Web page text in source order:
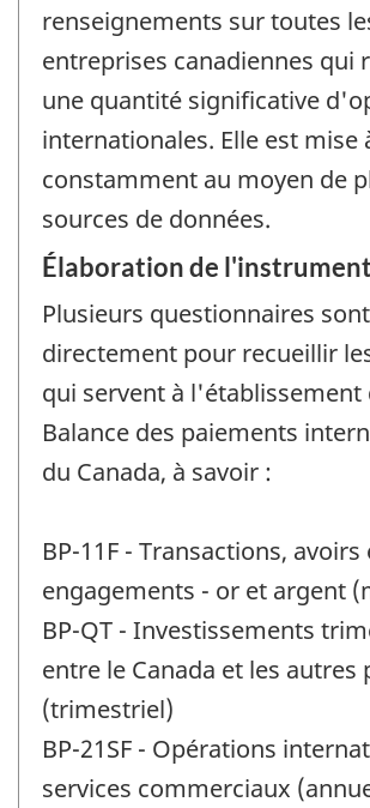
renseignements sur toutes
entreprises canadiennes qui
une quantité significative
internationales. Elle est mise
constamment au moyen de
sources de données.
Élaboration de l'instrument
Plusieurs questionnaires
directement pour recueillir
qui servent à l'établissement
Balance des paiements
du Canada, à savoir :
BP-11F - Transactions, avoirs
engagements - or et argent
BP-QT - Investissements
entre le Canada et les autres
(trimestriel)
BP-21SF - Opérations
services commerciaux